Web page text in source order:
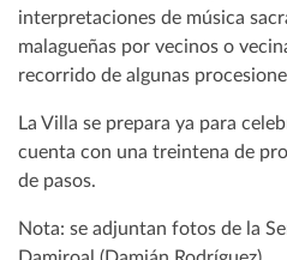
interpretaciones de música
malagueñas por vecinos o
recorrido de algunas
La Villa se prepara ya para
cuenta con una treintena de
de pasos.
Nota: se adjuntan fotos de la